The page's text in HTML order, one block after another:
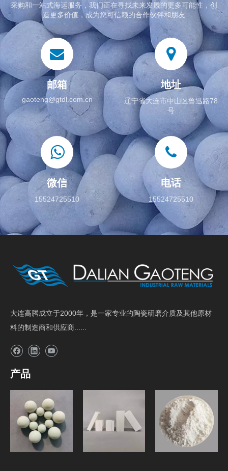
采购和一站式海运服务，我们正在寻找未来发展的更多可能性，创
造更多价值，成为您可信赖的合作伙伴和朋友
邮箱
gaoteng@gtdl.com.cn
地址
辽宁省大连市中山区鲁迅路78
号
微信
15524725510
电话
15524725510
大连高腾成立于2000年，是一家专业的陶瓷研磨介质及其他原材
料的制造商和供应商......
产品
研磨介质 球磨机内衬砖 原料